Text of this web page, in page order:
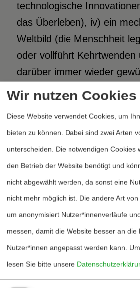
technologische
das Überleben), iv) ein
Weltbild (die Menschheit
oder vollführt Kehrtwenden
darüber immer wieder
Zustände herstellen oder zu
Fortschrittsglauben(„Wir
Zukunft zurück“(S. 217)),
(neo-)kolonialistische
(ökonomisch einfluss­reiche
Subjekte, weite Teile des
als Objekte der Weltpolitik,
randständiger –
indigen“werden zu wollen
bei aller Bereitschaft zur
schlimmsten Auswüchse
„Rentier-Kapitalismus“
Wir nutzen Cookies
Diese Website verwendet Cookies, um
bieten zu können. Dabei sind zwei Arten
unterscheiden. Die notwendigen Cookies
den Betrieb der Website benötigt und
nicht abgewählt werden, da sonst eine
nicht mehr möglich ist. Die andere Art
um anonymisiert Nutzer*innenverläufe
messen, damit die Website besser an die
Nutzer*innen angepasst werden kann.
lesen Sie bitte unsere